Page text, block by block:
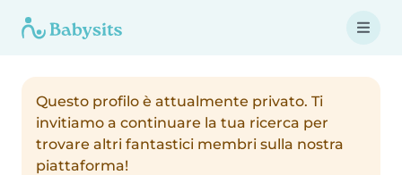
Questo profilo è attualmente privato. Ti
invitiamo a continuare la tua ricerca per
trovare altri fantastici membri sulla nostra
piattaforma!